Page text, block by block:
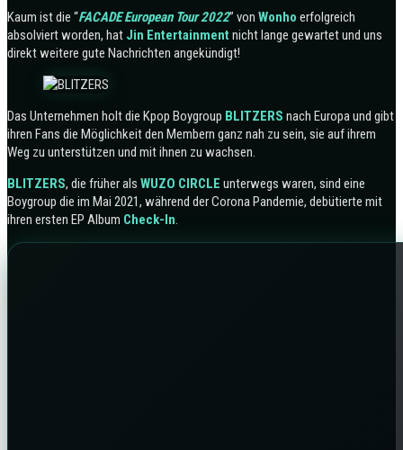
Kaum ist die “FACADE European Tour 2022” von Wonho erfolgreich
absolviert worden, hat Jin Entertainment nicht lange gewartet und uns
direkt weitere gute Nachrichten angekündigt!
Das Unternehmen holt die Kpop Boygroup BLITZERS nach Europa und gibt
ihren Fans die Möglichkeit den Membern ganz nah zu sein, sie auf ihrem
Weg zu unterstützen und mit ihnen zu wachsen.
BLITZERS, die früher als WUZO CIRCLE unterwegs waren, sind eine
Boygroup die im Mai 2021, während der Corona Pandemie, debütierte mit
ihren ersten EP Album Check-In.